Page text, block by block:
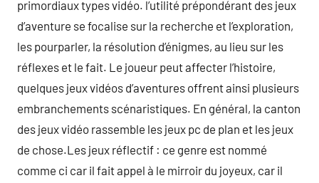
primordiaux types vidéo. l’utilité prépondérant des jeux
d’aventure se focalise sur la recherche et l’exploration,
les pourparler, la résolution d’énigmes, au lieu sur les
réflexes et le fait. Le joueur peut affecter l’histoire,
quelques jeux vidéos d’aventures offrent ainsi plusieurs
embranchements scénaristiques. En général, la canton
des jeux vidéo rassemble les jeux pc de plan et les jeux
de chose.Les jeux réflectif : ce genre est nommé
comme ci car il fait appel à le mirroir du joyeux, car il